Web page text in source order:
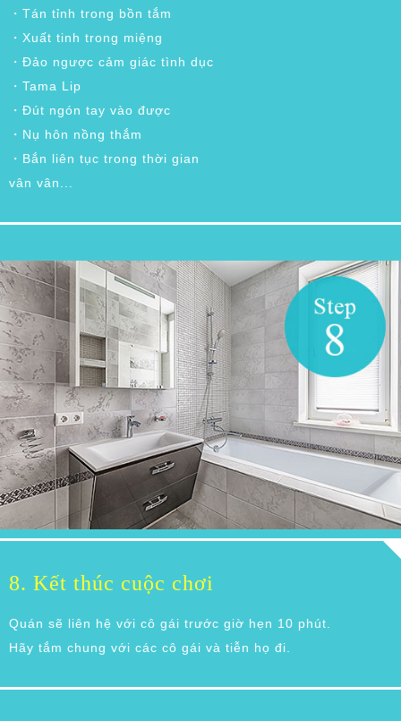
・Tán tỉnh trong bồn tắm
・Xuất tinh trong miệng
・Đảo ngược cảm giác tình dục
・Tama Lip
・Đút ngón tay vào được
・Nụ hôn nồng thắm
・Bắn liên tục trong thời gian
vân vân...
8. Kết thúc cuộc chơi
Quán sẽ liên hệ với cô gái trước giờ hẹn 10 phút.
Hãy tắm chung với các cô gái và tiễn họ đi.